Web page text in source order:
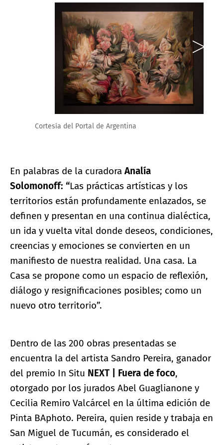
Cortesía del Portal de Argentina
En palabras de la curadora Analía
Solomonoff: “Las prácticas artísticas y los
territorios están profundamente enlazados, se
definen y presentan en una continua dialéctica,
un ida y vuelta vital donde deseos, condiciones,
creencias y emociones se convierten en un
manifiesto de nuestra realidad. Una casa. La
Casa se propone como un espacio de reflexión,
diálogo y resignificaciones posibles; como un
nuevo otro territorio”.
Dentro de las 200 obras presentadas se
encuentra la del artista Sandro Pereira, ganador
del premio In Situ NEXT | Fuera de foco,
otorgado por los jurados Abel Guaglianone y
Cecilia Remiro Valcárcel en la última edición de
Pinta BAphoto. Pereira, quien reside y trabaja en
San Miguel de Tucumán, es considerado el